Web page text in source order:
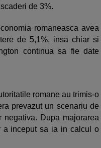
de 3%.
romaneasca avea
de 5,1%, insa chiar si
continua sa fie date
romane au trimis-o
prevazut un scenariu de
negativa. Dupa majorarea
a inceput sa ia in calcul o